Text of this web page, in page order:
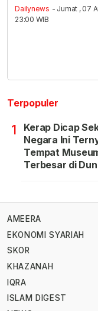
Dailynews - Jumat , 07
23:00 WIB
Terpopuler
1
Kerap Dicap
Negara Ini
Tempat
Terbesar di
AMEERA
EKONOMI SYARIAH
SKOR
KHAZANAH
IQRA
ISLAM DIGEST